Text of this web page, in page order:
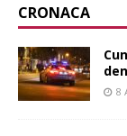
CRONACA
8